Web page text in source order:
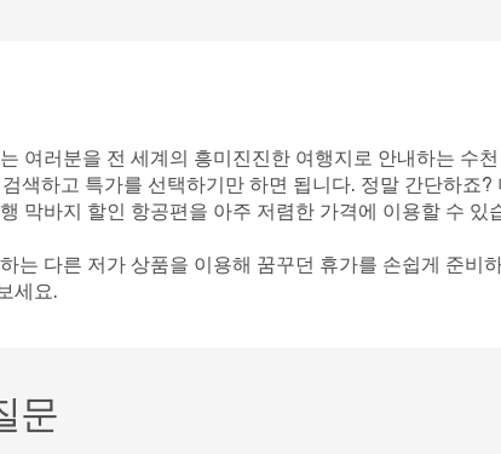
여러분을 전 세계의 흥미진진한 여행지로 안내하는 수
색하고 특가를 선택하기만 하면 됩니다. 정말 간단하죠
막바지 할인 항공편을 아주 저렴한 가격에 이용할 수 있
는 다른 저가 상품을 이용해 꿈꾸던 휴가를 손쉽게 준비
세요.
문